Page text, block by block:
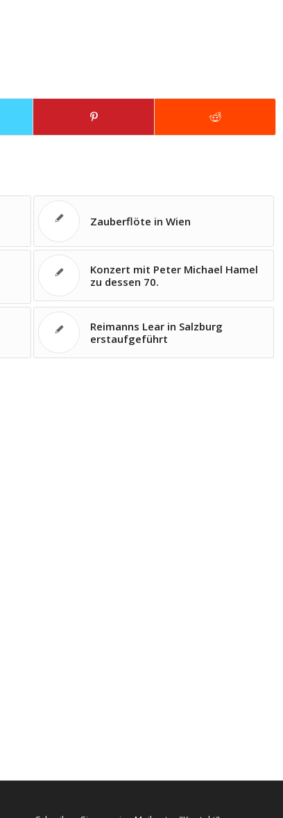
Zauberflöte in Wien
Konzert mit Peter Michael Hamel
zu dessen 70.
Reimanns Lear in Salzburg
erstaufgeführt